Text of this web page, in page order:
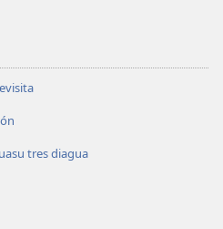
tres diagua